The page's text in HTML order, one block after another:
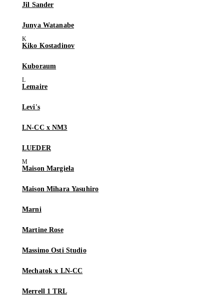
Jil Sander
Junya Watanabe
Kiko Kostadinov
Kuboraum
Lemaire
Levi's
LN-CC x NM3
LUEDER
Maison Margiela
Maison Mihara Yasuhiro
Marni
Martine Rose
Massimo Osti Studio
Mechatok x LN-CC
Merrell 1 TRL